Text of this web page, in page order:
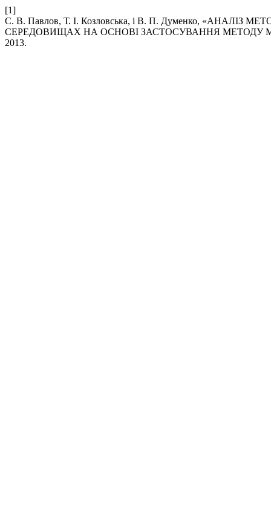
[1]
С. В. Павлов, Т. І. Козловська, і В. П. Думенко,
СЕРЕДОВИЩАХ НА ОСНОВІ ЗАСТОСУВАННЯ МЕТОДУ
2013.